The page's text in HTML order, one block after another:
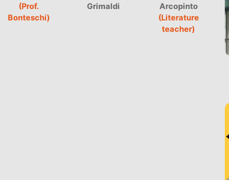
(Prof.
Bonteschi)
Grimaldi
Arcopinto
(Literature
teacher)